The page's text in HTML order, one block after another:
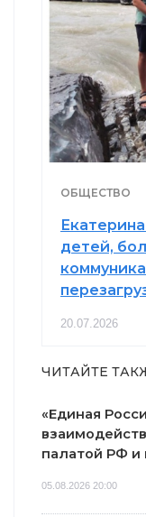
ОБЩЕСТВО
детей,
20.07.2026
ЧИТАЙТЕ
«Единая
палатой РФ и
05.08.2026 20:00